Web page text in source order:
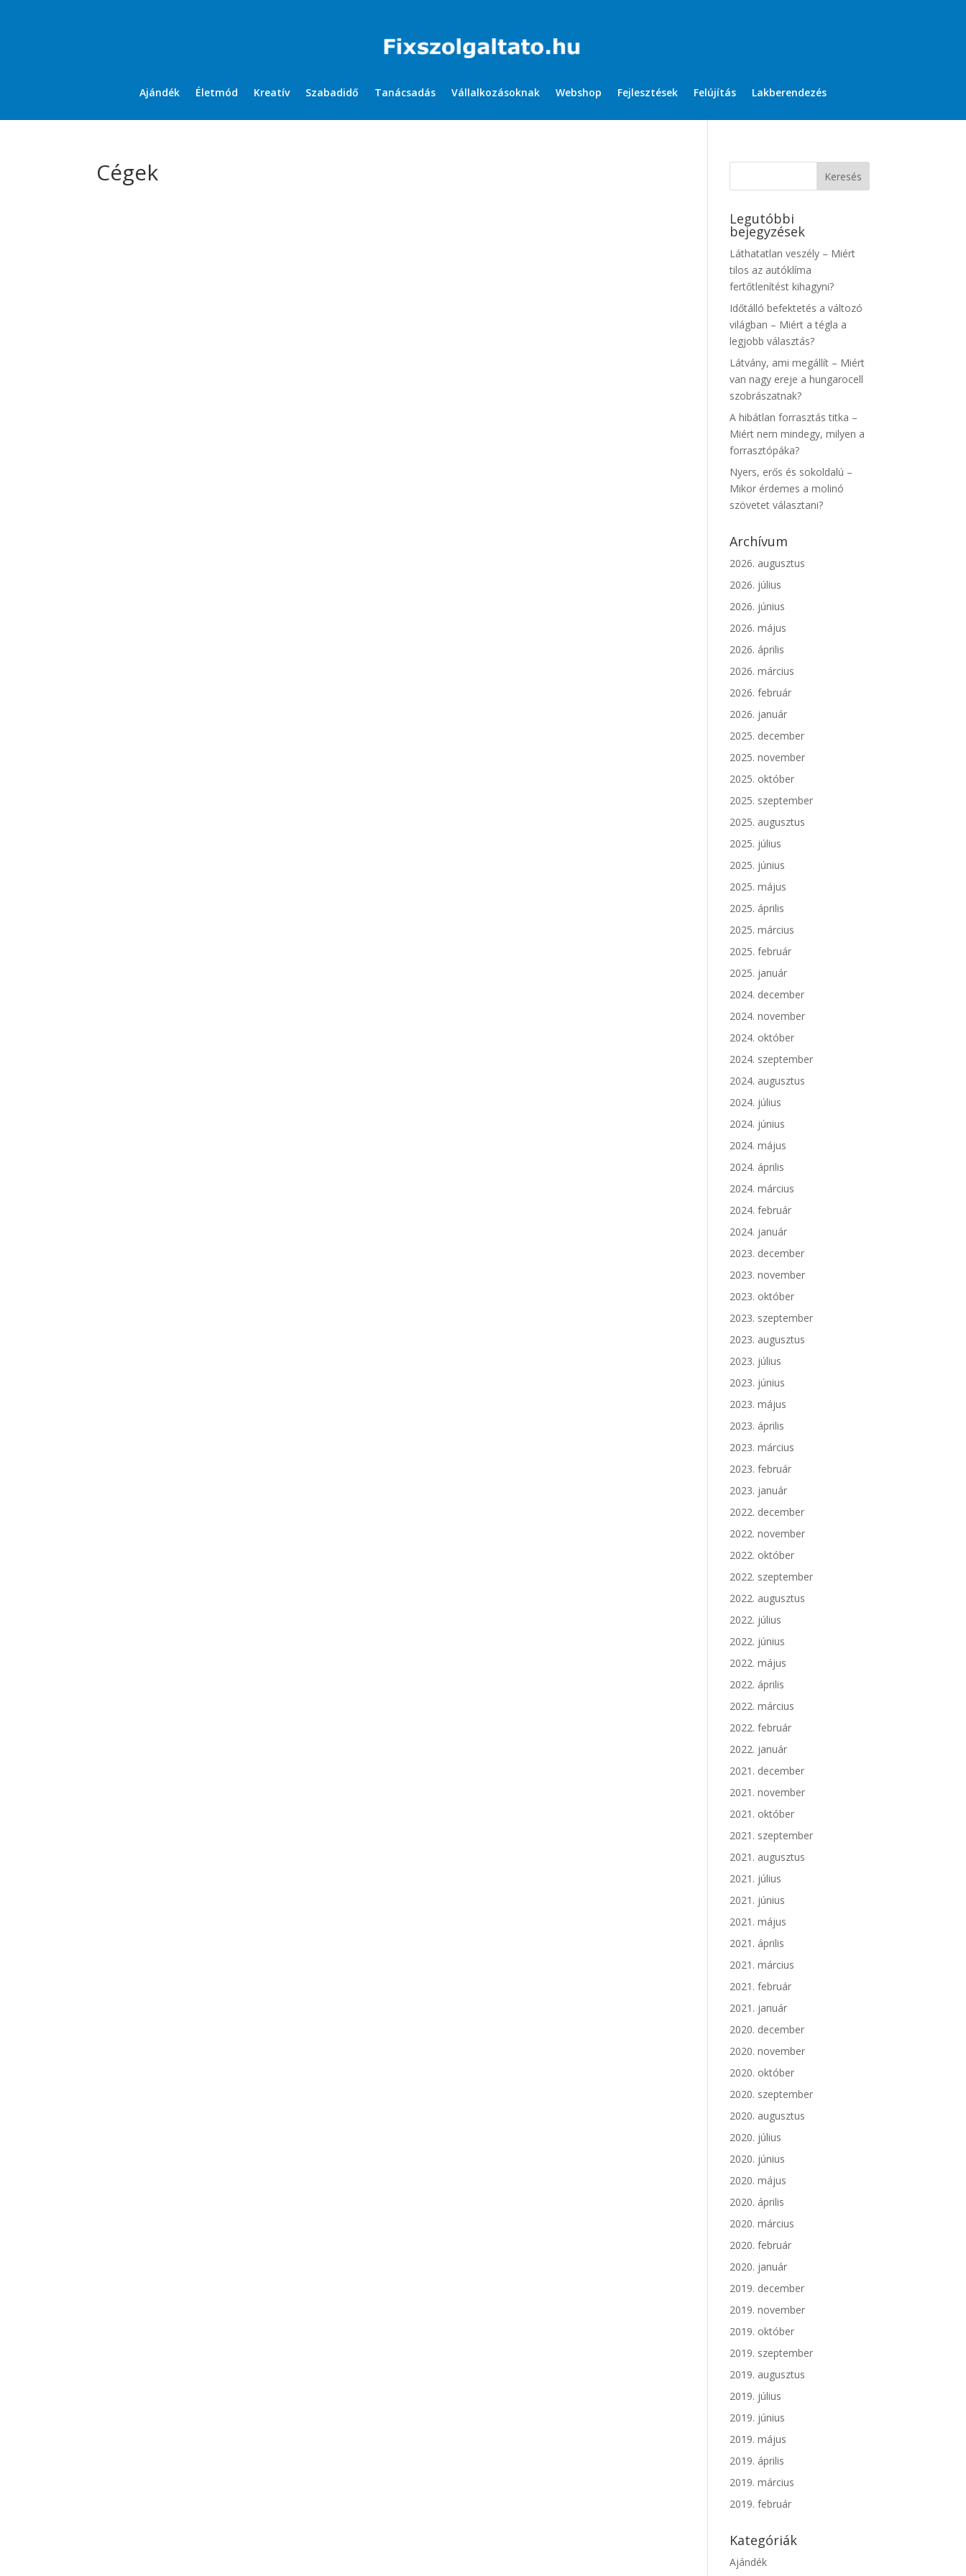
Ajándék Életmód Kreatív Szabadidő Tanácsadás Vállalkozásoknak Webshop Fejlesztések Felújítás Lakberendezés
Cégek
Legutóbbi
bejegyzések
Láthatatlan veszély – Miért
tilos az autóklíma
fertőtlenítést kihagyni?
Időtálló befektetés a változó
világban – Miért a tégla a
legjobb választás?
Látvány, ami megállít – Miért
van nagy ereje a hungarocell
szobrászatnak?
A hibátlan forrasztás titka –
Miért nem mindegy, milyen a
forrasztópáka?
Nyers, erős és sokoldalú –
Mikor érdemes a molinó
szövetet választani?
Archívum
2026. augusztus
2026. július
2026. június
2026. május
2026. április
2026. március
2026. február
2026. január
2025. december
2025. november
2025. október
2025. szeptember
2025. augusztus
2025. július
2025. június
2025. május
2025. április
2025. március
2025. február
2025. január
2024. december
2024. november
2024. október
2024. szeptember
2024. augusztus
2024. július
2024. június
2024. május
2024. április
2024. március
2024. február
2024. január
2023. december
2023. november
2023. október
2023. szeptember
2023. augusztus
2023. július
2023. június
2023. május
2023. április
2023. március
2023. február
2023. január
2022. december
2022. november
2022. október
2022. szeptember
2022. augusztus
2022. július
2022. június
2022. május
2022. április
2022. március
2022. február
2022. január
2021. december
2021. november
2021. október
2021. szeptember
2021. augusztus
2021. július
2021. június
2021. május
2021. április
2021. március
2021. február
2021. január
2020. december
2020. november
2020. október
2020. szeptember
2020. augusztus
2020. július
2020. június
2020. május
2020. április
2020. március
2020. február
2020. január
2019. december
2019. november
2019. október
2019. szeptember
2019. augusztus
2019. július
2019. június
2019. május
2019. április
2019. március
2019. február
Kategóriák
Ajándék